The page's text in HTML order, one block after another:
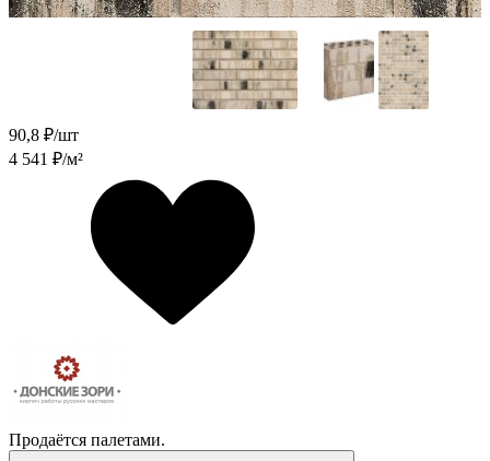
90,8 ₽/шт
4 541 ₽/м²
Продаётся палетами.